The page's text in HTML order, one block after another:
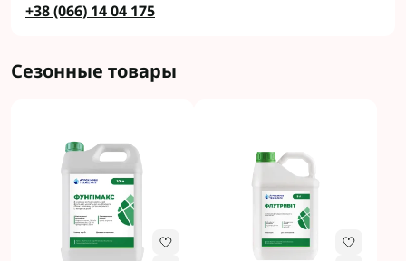
+38 (066) 14 04 175
Сезонные товары